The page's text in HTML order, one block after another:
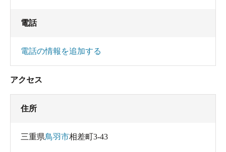
電話
電話の情報を追加する
アクセス
住所
三重県鳥羽市相差町3-43